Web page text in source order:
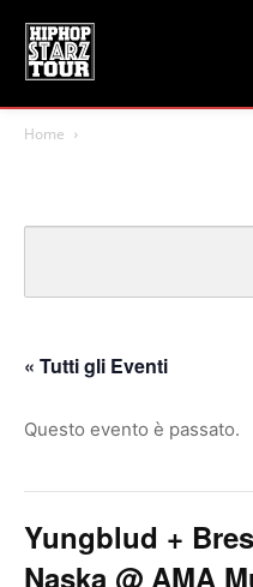
Home
« Tutti gli Eventi
Questo evento è passato.
Yungblud +
Naska @ AMA